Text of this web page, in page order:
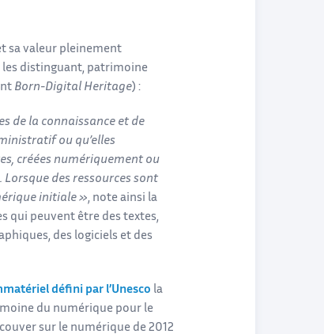
sa valeur pleinement
les distinguant, patrimoine
Born-Digital Heritage) :
de la connaissance et de
ou qu’elles
créées numériquement ou
des ressources sont
initiale », note ainsi la
qui peuvent être des textes,
des logiciels et des
défini par l’Unesco la
du numérique pour le
sur le numérique de 2012